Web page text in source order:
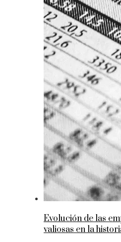
Evolución de las
valiosas en la